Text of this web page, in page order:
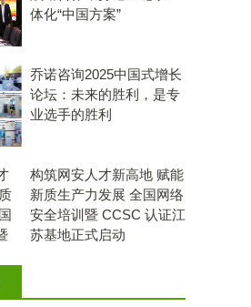
体化“中国方案”
乔诺咨询2025中国式增长
论坛：未来的胜利，是专
业选手的胜利
构筑网安人才新高地 赋能
新质生产力发展 全国网络
安全培训暨 CCSC 认证江
苏基地正式启动